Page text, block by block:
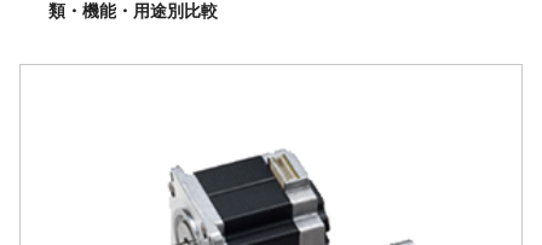
類・機能・用途別比較